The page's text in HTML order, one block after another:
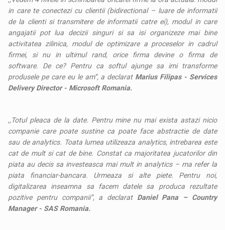
in care te conectezi cu clientii (bidirectional – luare de informatii
de la clienti si transmitere de informatii catre ei), modul in care
angajatii pot lua decizii singuri si sa isi organizeze mai bine
activitatea zilinica, modul de optimizare a proceselor in cadrul
firmei, si nu in ultimul rand, orice firma devine o firma de
software. De ce? Pentru ca softul ajunge sa imi transforme
produsele pe care eu le am’’, a declarat Marius Filipas - Services
Delivery Director - Microsoft Romania.
,,Totul pleaca de la date. Pentru mine nu mai exista astazi nicio
companie care poate sustine ca poate face abstractie de date
sau de analytics. Toata lumea utilizeaza analytics, intrebarea este
cat de mult si cat de bine. Constat ca majoritatea jucatorilor din
piata au decis sa investeasca mai mult in analytics – ma refer la
piata financiar-bancara. Urmeaza si alte piete. Pentru noi,
digitalizarea inseamna sa facem datele sa produca rezultate
pozitive pentru companii’’, a declarat Daniel Pana – Country
Manager - SAS Romania.